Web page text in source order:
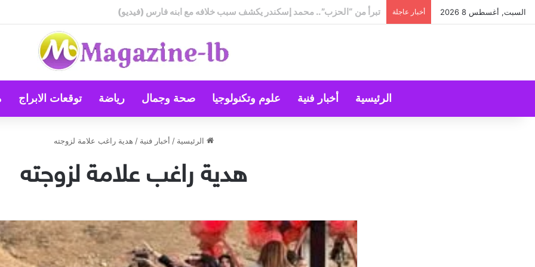
السبت, أغسطس 8 2026 أخبار عاجلة “استراحة” قبل عودة الحرّ!
الرئيسية أخبار فنية علوم وتكنولوجيا صحة وجمال رياضة توقعات الابراج
الرئيسية / أخبار فنية / هدية راغب علامة لزوجته
هدية راغب علامة لزوجته